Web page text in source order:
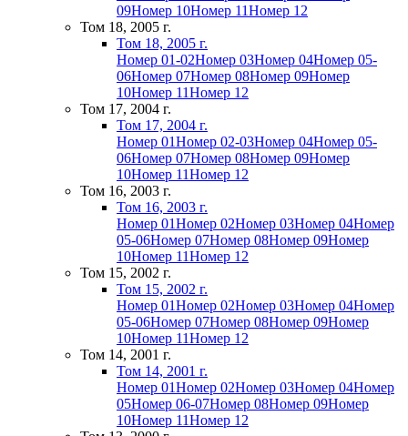
09Номер 10Номер 11Номер 12
Том 18, 2005 г.
Том 18, 2005 г.
Номер 01-02Номер 03Номер 04Номер 05-
06Номер 07Номер 08Номер 09Номер
10Номер 11Номер 12
Том 17, 2004 г.
Том 17, 2004 г.
Номер 01Номер 02-03Номер 04Номер 05-
06Номер 07Номер 08Номер 09Номер
10Номер 11Номер 12
Том 16, 2003 г.
Том 16, 2003 г.
Номер 01Номер 02Номер 03Номер 04Номер
05-06Номер 07Номер 08Номер 09Номер
10Номер 11Номер 12
Том 15, 2002 г.
Том 15, 2002 г.
Номер 01Номер 02Номер 03Номер 04Номер
05-06Номер 07Номер 08Номер 09Номер
10Номер 11Номер 12
Том 14, 2001 г.
Том 14, 2001 г.
Номер 01Номер 02Номер 03Номер 04Номер
05Номер 06-07Номер 08Номер 09Номер
10Номер 11Номер 12